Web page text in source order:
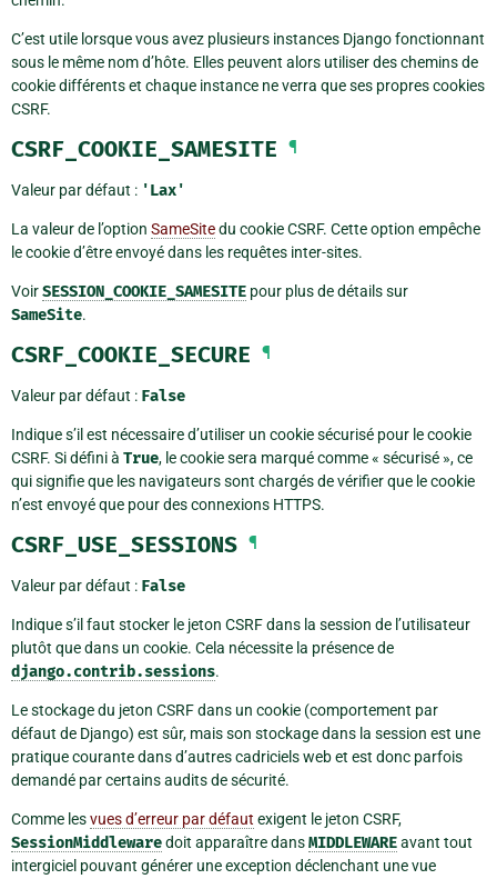
C’est utile lorsque vous avez plusieurs instances Django fonctionnant
sous le même nom d’hôte. Elles peuvent alors utiliser des chemins de
cookie différents et chaque instance ne verra que ses propres cookies
CSRF.
CSRF_COOKIE_SAMESITE ¶
Valeur par défaut : 'Lax'
La valeur de l’option SameSitedu cookie CSRF. Cette option empêche
le cookie d’être envoyé dans les requêtes inter-sites.
VoirSESSION_COOKIE_SAMESITE pour plus de détails sur
SameSite.
CSRF_COOKIE_SECURE ¶
Valeur par défaut : False
Indique s’il est nécessaire d’utiliser un cookie sécurisé pour le cookie
CSRF. Si défini à True, le cookie sera marqué comme « sécurisé », ce
qui signifie que les navigateurs sont chargés de vérifier que le cookie
n’est envoyé que pour des connexions HTTPS.
CSRF_USE_SESSIONS ¶
Valeur par défaut : False
Indique s’il faut stocker le jeton CSRF dans la session de l’utilisateur
plutôt que dans un cookie. Cela nécessite la présence de
django.contrib.sessions.
Le stockage du jeton CSRF dans un cookie (comportement par
défaut de Django) est sûr, mais son stockage dans la session est une
pratique courante dans d’autres cadriciels web et est donc parfois
demandé par certains audits de sécurité.
Comme lesvues d’erreur par défaut exigent le jeton CSRF,
SessionMiddlewaredoit apparaître dansMIDDLEWAREavant tout
intergiciel pouvant générer une exception déclenchant une vue